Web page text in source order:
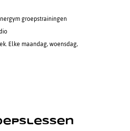
groepstrainingen
Elke maandag, woensdag,